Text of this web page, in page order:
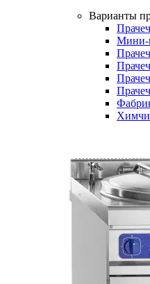
Варианты
Мини-